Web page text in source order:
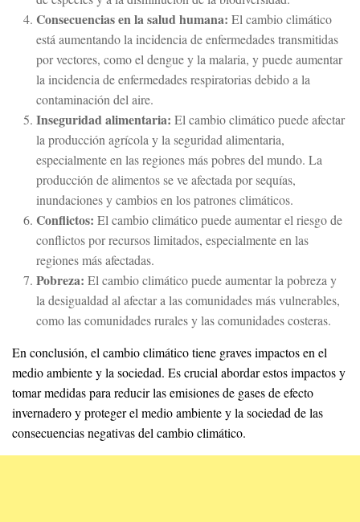
Consecuencias en la salud humana: El cambio climático
está aumentando la incidencia de enfermedades transmitidas
por vectores, como el dengue y la malaria, y puede aumentar
la incidencia de enfermedades respiratorias debido a la
contaminación del aire.
Inseguridad alimentaria: El cambio climático puede afectar
la producción agrícola y la seguridad alimentaria,
especialmente en las regiones más pobres del mundo. La
producción de alimentos se ve afectada por sequías,
inundaciones y cambios en los patrones climáticos.
Conflictos: El cambio climático puede aumentar el riesgo de
conflictos por recursos limitados, especialmente en las
regiones más afectadas.
Pobreza: El cambio climático puede aumentar la pobreza y
la desigualdad al afectar a las comunidades más vulnerables,
como las comunidades rurales y las comunidades costeras.
En conclusión, el cambio climático tiene graves impactos en el
medio ambiente y la sociedad. Es crucial abordar estos impactos y
tomar medidas para reducir las emisiones de gases de efecto
invernadero y proteger el medio ambiente y la sociedad de las
consecuencias negativas del cambio climático.